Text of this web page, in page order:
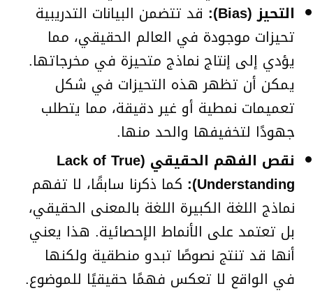
التحيز (Bias):
قد تتضمن البيانات التدريبية
تحيزات موجودة في العالم الحقيقي، مما
يؤدي إلى إنتاج نماذج متحيزة في مخرجاتها.
يمكن أن تظهر هذه التحيزات في شكل
تعميمات نمطية أو غير دقيقة، مما يتطلب
جهودًا لتخفيفها والحد منها.
نقص الفهم الحقيقي (Lack of True
Understanding): كما ذكرنا سابقًا، لا تفهم
نماذج اللغة الكبيرة اللغة بالمعنى الحقيقي،
بل تعتمد على الأنماط الإحصائية. هذا يعني
أنها قد تنتج نصوصًا تبدو منطقية ولكنها
في الواقع لا تعكس فهمًا حقيقيًا للموضوع.